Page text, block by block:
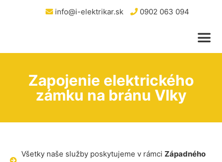
info@i-elektrikar.sk 0902 063 094
Zapojenie elektrického
zámku na bránu Vlky
Všetky naše služby poskytujeme v rámci Západného